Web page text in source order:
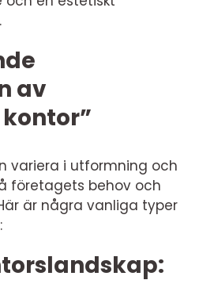
av
variera i utformning och
företagets behov och
är några vanliga typer